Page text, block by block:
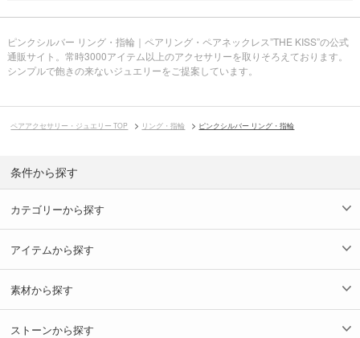
ピンクシルバー リング・指輪｜ペアリング・ペアネックレス”THE KISS”の公式
通販サイト。常時3000アイテム以上のアクセサリーを取りそろえております。
シンプルで飽きの来ないジュエリーをご提案しています。
ペアアクセサリー・ジュエリー TOP リング・指輪 ピンクシルバー リング・指輪
条件から探す
カテゴリーから探す
アイテムから探す
素材から探す
ストーンから探す